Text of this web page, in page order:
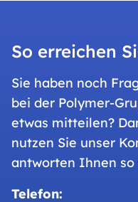
So erreichen
Sie haben noch
bei der Polymer-
etwas mitteilen?
nutzen Sie unser
antworten Ihnen
Telefon: